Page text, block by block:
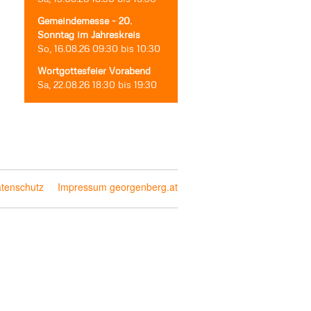
Gemeindemesse - 20.
Sonntag im Jahreskreis
So, 16.08.26 09:30 bis 10:30
Wortgottesfeier Vorabend
Sa, 22.08.26 18:30 bis 19:30
Impressum georgenberg.at